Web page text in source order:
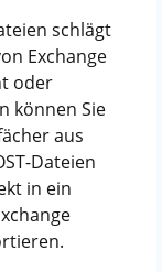
schlägt
Exchange
oder
können Sie
aus
Dateien
in ein